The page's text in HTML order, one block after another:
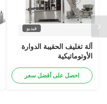
فيديو
آلة تغليف الحقيبة الدوارة
الأوتوماتيكية
احصل على أفضل سعر